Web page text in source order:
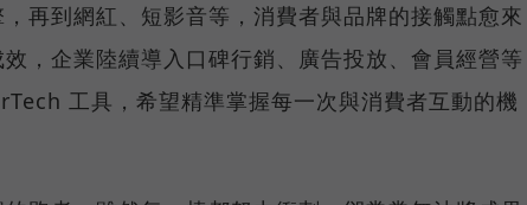
再到網紅、短影音等，消費者與品牌的接觸點愈來
，企業陸續導入口碑行銷、廣告投放、會員經營等
工具，希望精準掌握每一次與消費者互動的機